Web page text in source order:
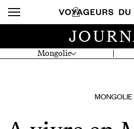
Mongolie
MONGOLIE